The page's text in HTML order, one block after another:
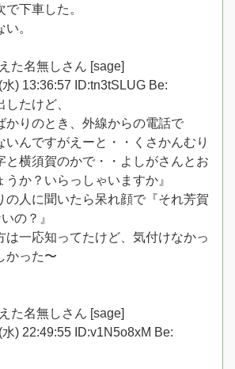
下車した。
。
た名無しさん [sage]
) 13:36:57 ID:tn3tSLUG Be:
たけど、
かりのとき、外線からの電話で
いんですがえーと・・くさかんむり
と横須賀のかで・・よしがさんとお
うか？いらっしゃいますか』
の人に聞いたら呆れ顔で『それ芳賀
の？』
は一応知ってたけど、気付けなかっ
かった〜
た名無しさん [sage]
) 22:49:55 ID:v1N5o8xM Be: